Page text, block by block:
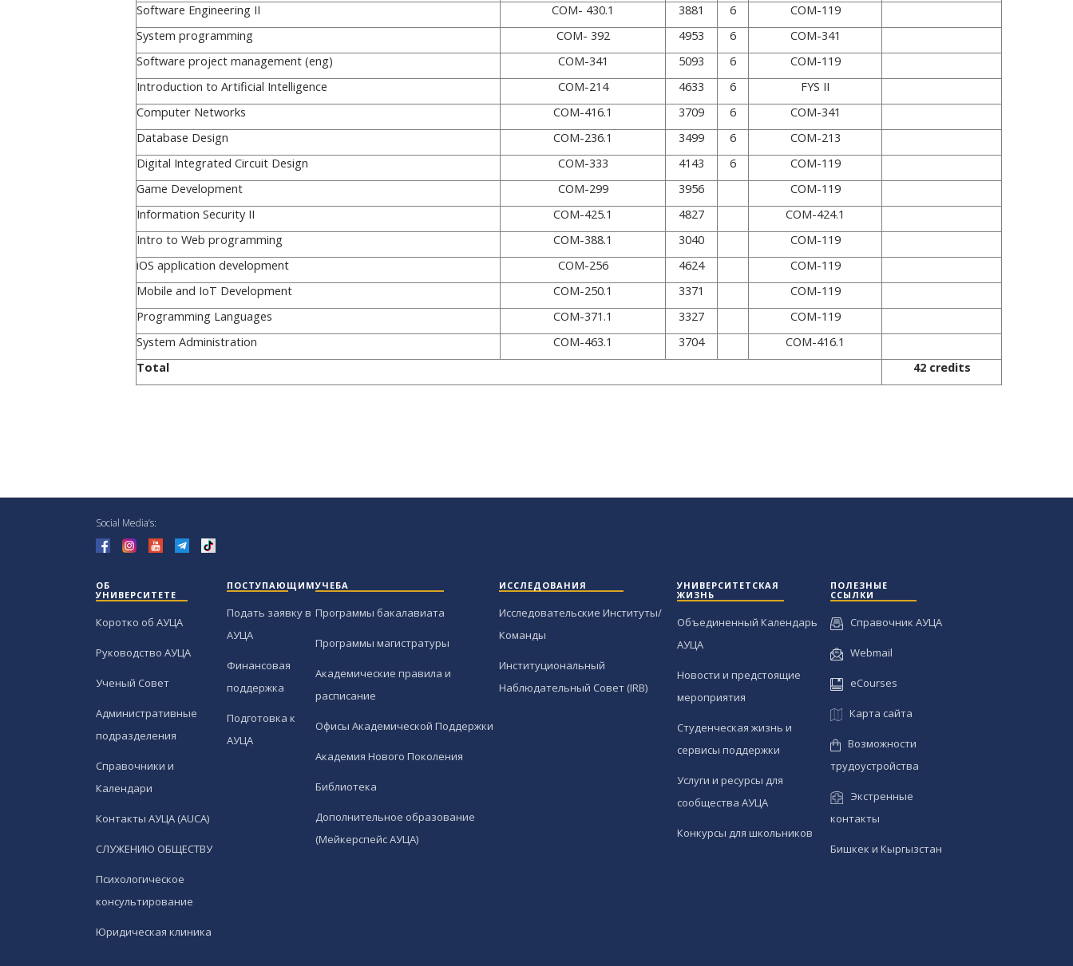
Software Engineering II
COM- 430.1 3881 6
COM-119
System programming
COM- 392 4953 6
COM-341
Software project management (eng)
COM-341 5093 6
COM-119
Introduction to Artificial Intelligence
COM-214 4633 6
FYS II
Computer Networks
COM-416.1 3709 6
COM-341
Database Design
COM-236.1 3499 6
COM-213
Digital Integrated Circuit Design
COM-333 4143 6
COM-119
Game Development
COM-299 3956
COM-119
Information Security II
COM-425.1 4827
COM-424.1
Intro to Web programming
COM-388.1 3040
COM-119
iOS application development
COM-256 4624
COM-119
Mobile and IoT Development
COM-250.1 3371
COM-119
Programming Languages
COM-371.1 3327
COM-119
System Administration
COM-463.1 3704
COM-416.1
Total
42 credits
Social Media’s:
ОБ
УНИВЕРСИТЕТЕ
Коротко об АУЦА
Руководство АУЦА
Ученый Совет
Административные
подразделения
Справочники и
Календари
Контакты АУЦА (AUCA)
СЛУЖЕНИЮ ОБЩЕСТВУ
Психологическое
консультирование
Юридическая клиника
ПОСТУПАЮЩИМ
Подать заявку в
АУЦА
Финансовая
поддержка
Подготовка к
АУЦА
УЧЕБА
Программы бакалавиата
Программы магистратуры
Академические правила и
расписание
Офисы Академической Поддержки
Академия Нового Поколения
Библиотека
Дополнительное образование
(Мейкерспейс АУЦА)
ИССЛЕДОВАНИЯ
Исследовательские Институты/
Команды
Институциональный
Наблюдательный Совет (IRB)
УНИВЕРСИТЕТСКАЯ
ЖИЗНЬ
Объединенный Календарь
АУЦА
Новости и предстоящие
мероприятия
Студенческая жизнь и
сервисы поддержки
Услуги и ресурсы для
сообщества АУЦА
Конкурсы для школьников
ПОЛЕЗНЫЕ
ССЫЛКИ
Справочник АУЦА
Webmail
eCourses
Карта сайта
Возможности
трудоустройства
Экстренные
контакты
Бишкек и Кыргызстан